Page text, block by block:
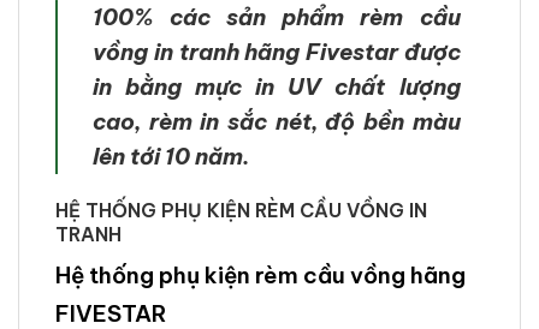
100% các sản phẩm rèm cầu
vồng in tranh hãng Fivestar được
in bằng mực in UV chất lượng
cao, rèm in sắc nét, độ bền màu
lên tới 10 năm.
HỆ THỐNG PHỤ KIỆN RÈM CẦU VỒNG IN
TRANH
Hệ thống phụ kiện rèm cầu vồng hãng
FIVESTAR